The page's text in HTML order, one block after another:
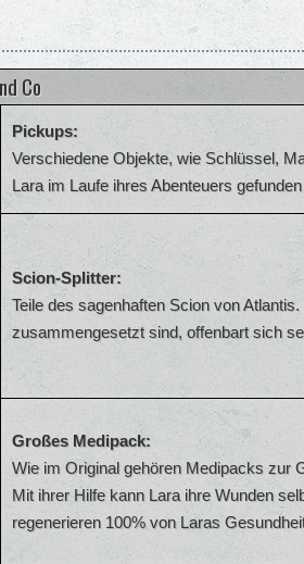
Co
Pickups:
Verschiedene Objekte, wie Schlüssel,
Lara im Laufe ihres Abenteuers
Scion-Splitter:
Teile des sagenhaften Scion von
zusammengesetzt sind, offenbart sich
Großes Medipack:
Wie im Original gehören Medipacks zur
Mit ihrer Hilfe kann Lara ihre Wunden
regenerieren 100% von Laras